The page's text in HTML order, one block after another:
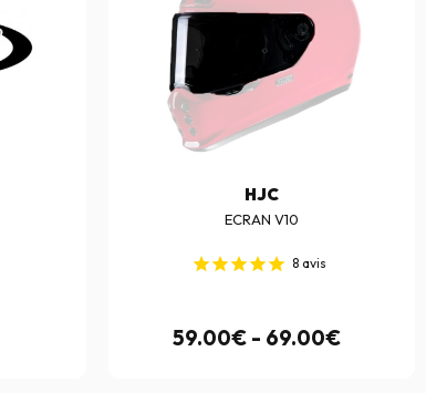
HJC
ECRAN V10
8avis
59.00€ - 69.00€